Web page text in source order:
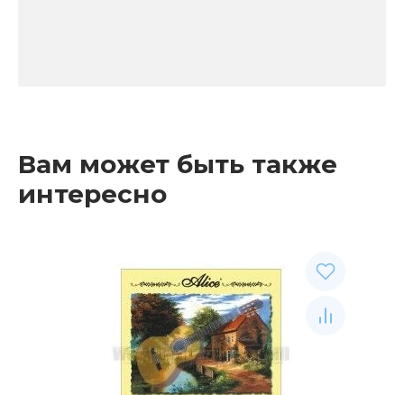
Вам может быть также
интересно